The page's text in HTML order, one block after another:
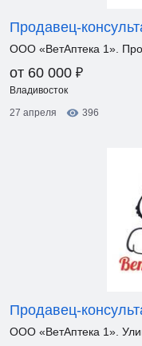
Продавец-
ООО «ВетАптека 1».
от 60 000 ₽
Владивосток
27 апреля
396
Продавец-
ООО «ВетАптека 1».